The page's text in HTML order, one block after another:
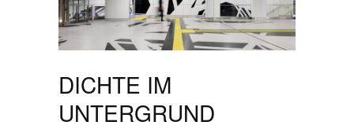
DICHTE IM
UNTERGRUND